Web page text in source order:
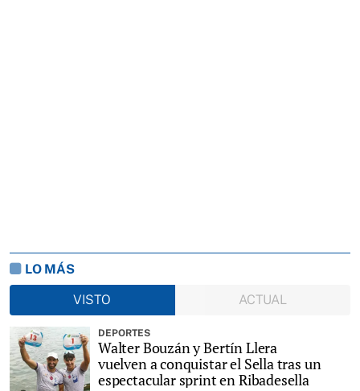
LO MÁS
VISTO
ACTUAL
DEPORTES
Walter Bouzán y Bertín Llera
vuelven a conquistar el Sella tras un
espectacular sprint en Ribadesella